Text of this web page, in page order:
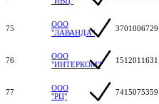
75
ООО
"ЛАВАНДА"
3701006729
76
ООО
"ИНТЕРКОМ"
1512011631
77
ООО
"РЦ"
7415075359